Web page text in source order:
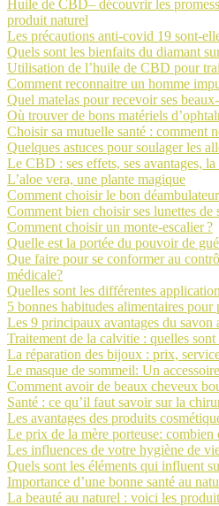
Huile de CBD– découvrir les
produit naturel
Les précautions anti-covid 19 sont-
Quels sont les bienfaits du diamant
Utilisation de l’huile de CBD pour
Comment reconnaitre un homme
Quel matelas pour recevoir ses
Où trouver de bons matériels
Choisir sa mutuelle santé : comment
Quelques astuces pour soulager les
Le CBD : ses effets, ses avantages,
L’aloe vera, une plante magique
Comment choisir le bon
Comment bien choisir ses lunettes
Comment choisir un monte-escalier ?
Quelle est la portée du pouvoir de
Que faire pour se conformer au
médicale?
Quelles sont les différentes
5 bonnes habitudes alimentaires pour
Les 9 principaux avantages du savon
Traitement de la calvitie : quelles sont
La réparation des bijoux : prix,
Le masque de sommeil: Un
Comment avoir de beaux cheveux
Santé : ce qu’il faut savoir sur la
Les avantages des produits
Le prix de la mère porteuse: combien
Les influences de votre hygiène de
Quels sont les éléments qui influent
Importance d’une bonne santé au
La beauté au naturel : voici les